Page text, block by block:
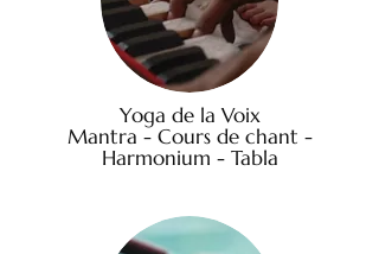
Yoga de la Voix
Mantra - Cours de chant -
Harmonium - Tabla